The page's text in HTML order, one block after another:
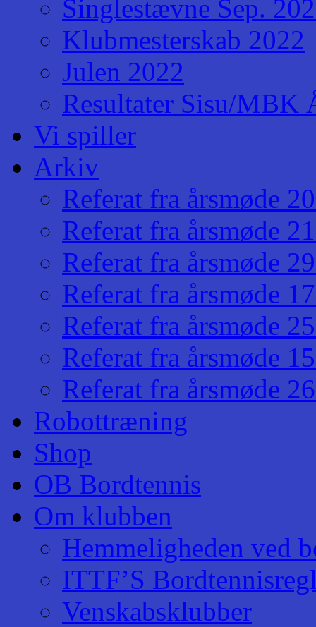
Singlestævne Sep.
Klubmesterskab 2022
Julen 2022
Resultater Sisu/MBK
Vi spiller
Arkiv
Referat fra årsmøde
Referat fra årsmøde
Referat fra årsmøde
Referat fra årsmøde
Referat fra årsmøde
Referat fra årsmøde
Referat fra årsmøde
Robottræning
Shop
OB Bordtennis
Om klubben
Hemmeligheden ved
ITTF’S
Venskabsklubber